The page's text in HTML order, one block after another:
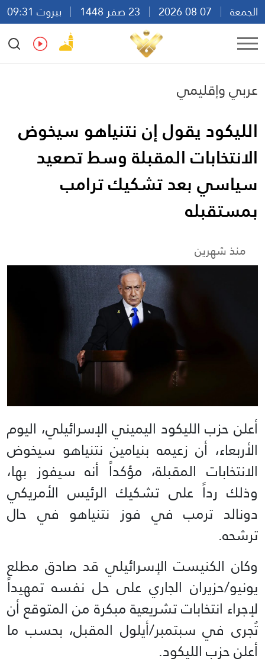
الجمعة
بيروت 09:31
Ar
En Fr Es
عربي وإقليمي
الليكود يقول إن نتنياهو سيخوض
الانتخابات المقبلة وسط تصعيد
سياسي بعد تشكيك ترامب
بمستقبله
منذ شهرين
أعلن حزب الليكود اليميني الإسرائيلي، اليوم
الأربعاء، أن زعيمه بنيامين نتنياهو سيخوض
الانتخابات المقبلة، مؤكداً أنه سيفوز بها،
وذلك رداً على تشكيك الرئيس الأمريكي
دونالد ترمب في فوز نتنياهو في حال
ترشحه.
وكان الكنيست الإسرائيلي قد صادق مطلع
يونيو/حزيران الجاري على حل نفسه تمهيداً
لإجراء انتخابات تشريعية مبكرة من المتوقع أن
تُجرى في سبتمبر/أيلول المقبل، بحسب ما
أعلن حزب الليكود.